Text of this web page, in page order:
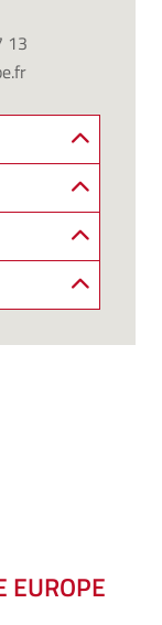
13
EUROPE